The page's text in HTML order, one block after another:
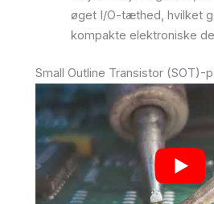
øget I/O-tæthed, hvilket
kompakte elektroniske
Small Outline Transistor (SOT)-